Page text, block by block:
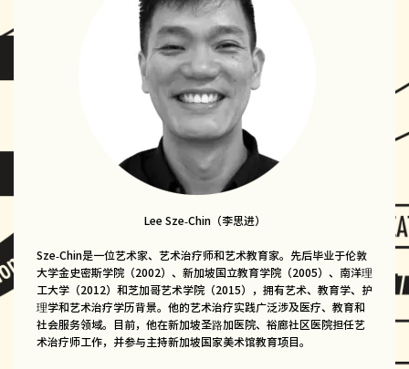
Lee Sze-Chin（李思进）
Sze-Chin是一位艺术家、艺术治疗师和艺术教育家。先后毕业于伦敦
大学金史密斯学院（2002）、新加坡国立教育学院（2005）、南洋理
工大学（2012）和芝加哥艺术学院（2015），拥有艺术、教育学、护
理学和艺术治疗学历背景。他的艺术治疗实践广泛涉及医疗、教育和
社会服务领域。目前，他在新加坡圣路加医院、裕廊社区医院担任艺
术治疗师工作，并参与主持新加坡国家美术馆教育项目。